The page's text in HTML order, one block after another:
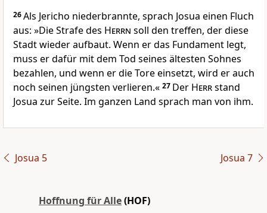
26Als Jericho niederbrannte, sprach Josua einen Fluch
aus: »Die Strafe des Herrn soll den treffen, der diese
Stadt wieder aufbaut. Wenn er das Fundament legt,
muss er dafür mit dem Tod seines ältesten Sohnes
bezahlen, und wenn er die Tore einsetzt, wird er auch
noch seinen jüngsten verlieren.« 27 Der Herrstand
Josua zur Seite. Im ganzen Land sprach man von ihm.
Josua 5 Josua 7
Hoffnung für Alle(HOF)